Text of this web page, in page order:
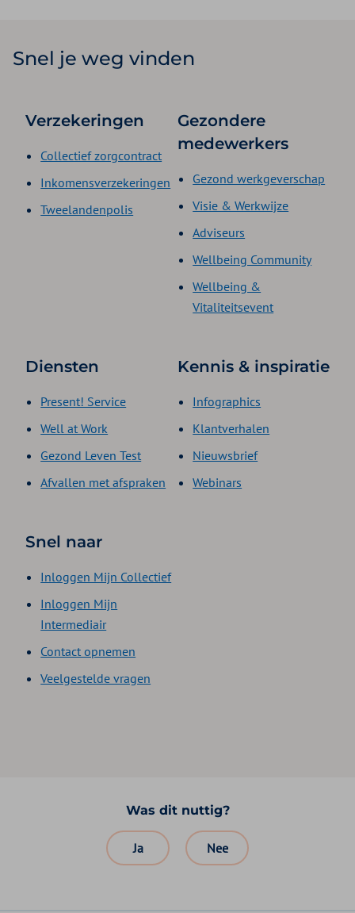
Snel je weg vinden
Verzekeringen
Collectief zorgcontract
Inkomensverzekeringen
Tweelandenpolis
Gezondere
medewerkers
Gezond werkgeverschap
Visie & Werkwijze
Adviseurs
Wellbeing Community
Wellbeing &
Vitaliteitsevent
Diensten
Present! Service
Well at Work
Gezond Leven Test
Afvallen met afspraken
Kennis & inspiratie
Infographics
Klantverhalen
Nieuwsbrief
Webinars
Snel naar
Inloggen Mijn Collectief
Inloggen Mijn
Intermediair
Contact opnemen
Veelgestelde vragen
Was dit nuttig?
Ja Nee